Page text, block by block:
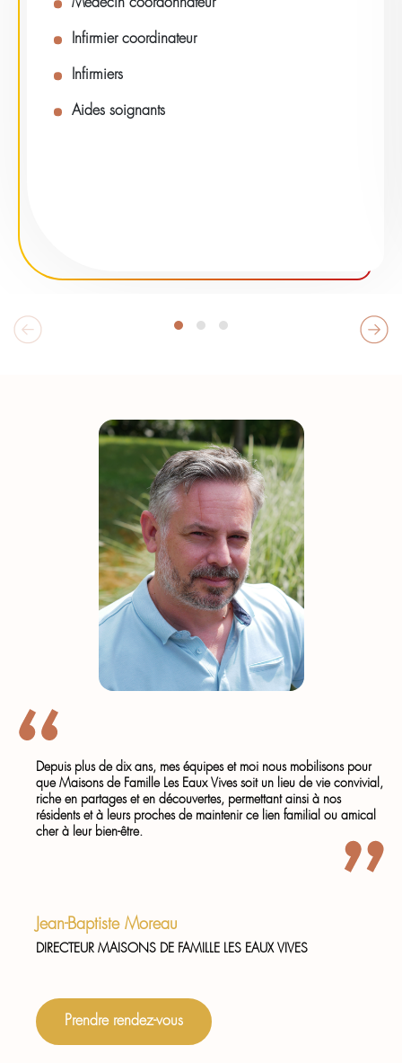
Médecin coordonnateur
Infirmier coordinateur
Infirmiers
Aides soignants
Depuis plus de dix ans, mes équipes et moi nous mobilisons pour
que Maisons de Famille Les Eaux Vives soit un lieu de vie convivial,
riche en partages et en découvertes, permettant ainsi à nos
résidents et à leurs proches de maintenir ce lien familial ou amical
cher à leur bien-être.
Jean-Baptiste Moreau
DIRECTEUR MAISONS DE FAMILLE LES EAUX VIVES
Prendre rendez-vous